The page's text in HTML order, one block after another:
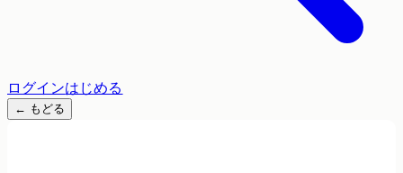
ログインはじめる
← もどる